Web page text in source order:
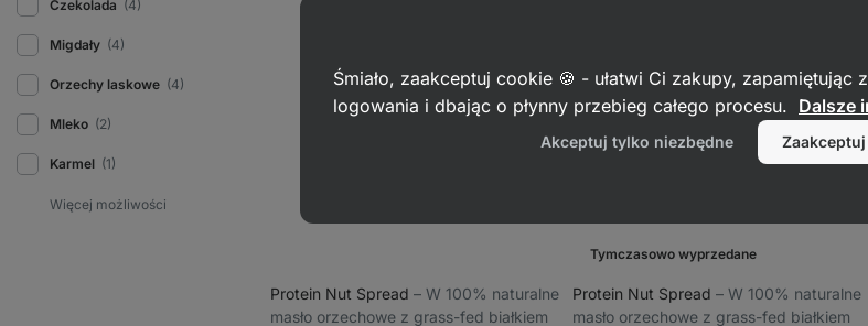
Czekolada (4)
Migdały (4)
Orzechy laskowe (4)
Mleko (2)
Karmel (1)
Protein Nut Spread ⁠–⁠ W 100% naturalne
masło orzechowe z grass-fed białkiem
Tymczasowo wyprzedane
Protein Nut Spread ⁠–⁠ W 100% naturalne
masło orzechowe z grass-fed białkiem
Śmiało, zaakceptuj cookie 🍪 - ułatwi Ci zakupy, zapamiętując
logowania i dbając o płynny przebieg całego procesu. Dalsze
Akceptuj tylko niezbędne